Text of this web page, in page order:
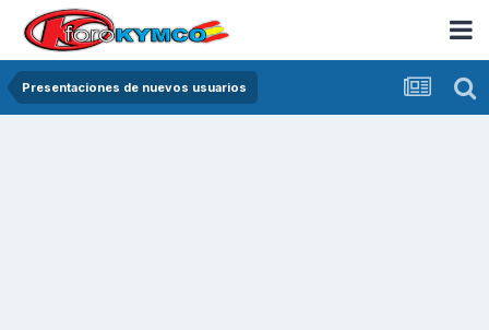
Presentaciones de nuevos usuarios